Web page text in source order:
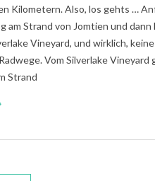
Kilometern. Also, los gehts …
am Strand von Jomtien und dann
Vineyard, und wirklich,
Vom Silverlake Vineyard
Strand